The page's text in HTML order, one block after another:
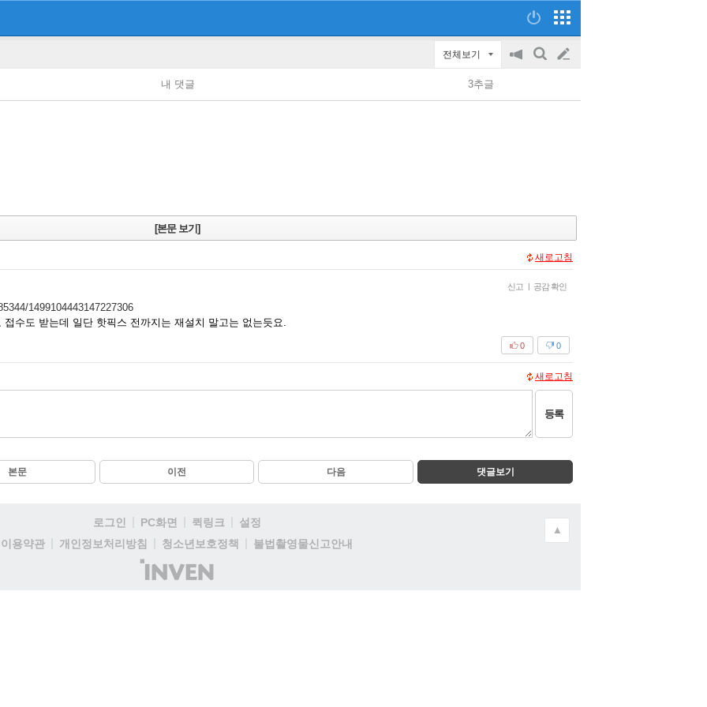
전체보기
공
on/off
검
글
쓰
내 댓글 3추글
[본문 보기]
새로고침
신고 | 공감 확인
1499104443147227306
수도 받는데 일단 핫픽스 전까지는 재설치 말고는 없는듯요.
0
0
새로고침
등록
본문 이전 다음 댓글보기
로그인 PC화면 퀵링크
설정
이용약관
개인정보처리방침 청소년보호정책
불법촬영물신고안내
(주)
인
▲